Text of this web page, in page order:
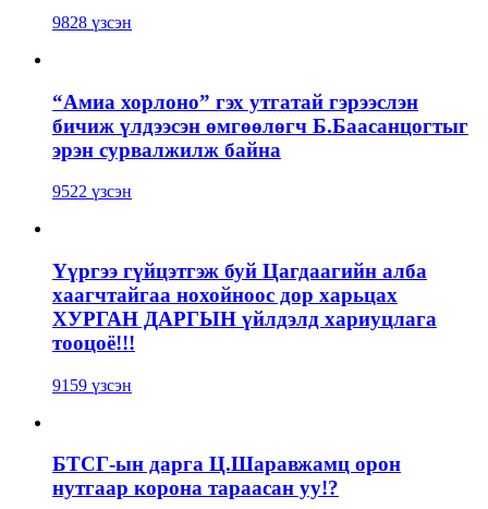
9828 үзсэн
“Амиа хорлоно” гэх утгатай гэрээслэн
бичиж үлдээсэн өмгөөлөгч Б.Баасанцогтыг
эрэн сурвалжилж байна
9522 үзсэн
Үүргээ гүйцэтгэж буй Цагдаагийн алба
хаагчтайгаа нохойноос дор харьцах
ХУРГАН ДАРГЫН үйлдэлд хариуцлага
тооцоё!!!
9159 үзсэн
БТСГ-ын дарга Ц.Шаравжамц орон
нутгаар корона тараасан уу!?